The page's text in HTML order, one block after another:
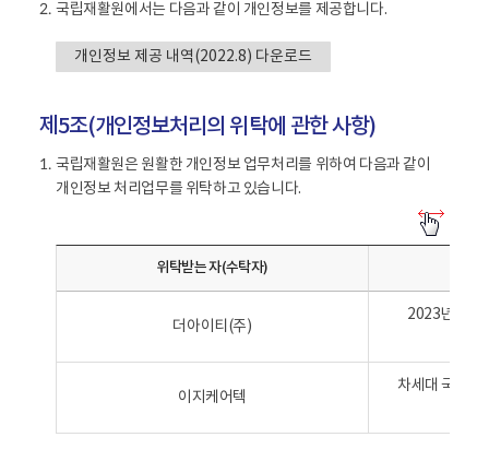
2. 국립재활원에서는 다음과 같이 개인정보를 제공합니다.
개인정보 제공 내역(2022.8) 다운로드
제5조(개인정보처리의 위탁에 관한 사항)
1. 국립재활원은 원활한 개인정보 업무처리를 위하여 다음과 같이
개인정보 처리업무를 위탁하고 있습니다.
인
보
의
에
위탁받는 자(수탁자)
더아이티(주)
2023년 국립
이지케어텍
차세대 국립병